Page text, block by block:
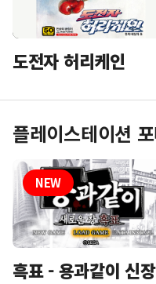
도전자 허리케인
플레이스테이션
흑표 - 용과같이 신장